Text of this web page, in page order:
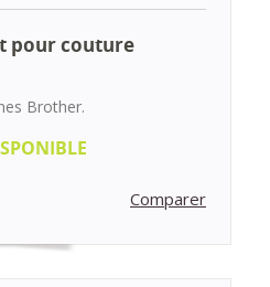
pour couture
Brother.
Comparer